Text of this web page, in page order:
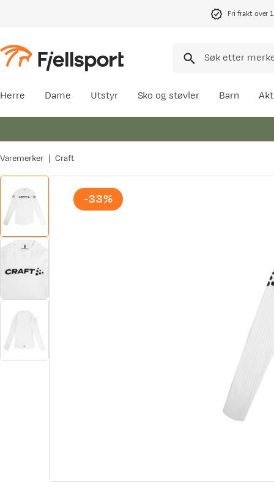
Fri frakt over
Herre Dame Utstyr Sko og støvler Barn
Varemerker Craft
-33%